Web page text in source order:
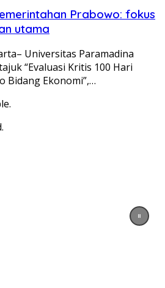
Prabowo: fokus
utama
Universitas Paramadina
“Evaluasi Kritis 100 Hari
Bidang Ekonomi”,…